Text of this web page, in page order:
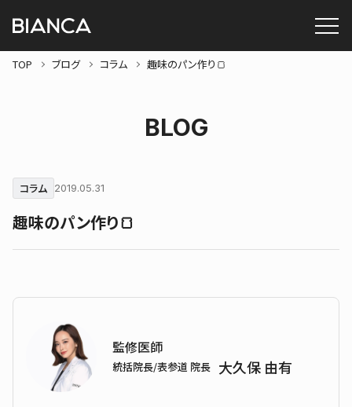
TOP ブログ コラム 趣味のパン作り🍞
BLOG
コラム 2019.05.31
趣味のパン作り🍞
監修医師
統括院長/表参道 院長 大久保 由有